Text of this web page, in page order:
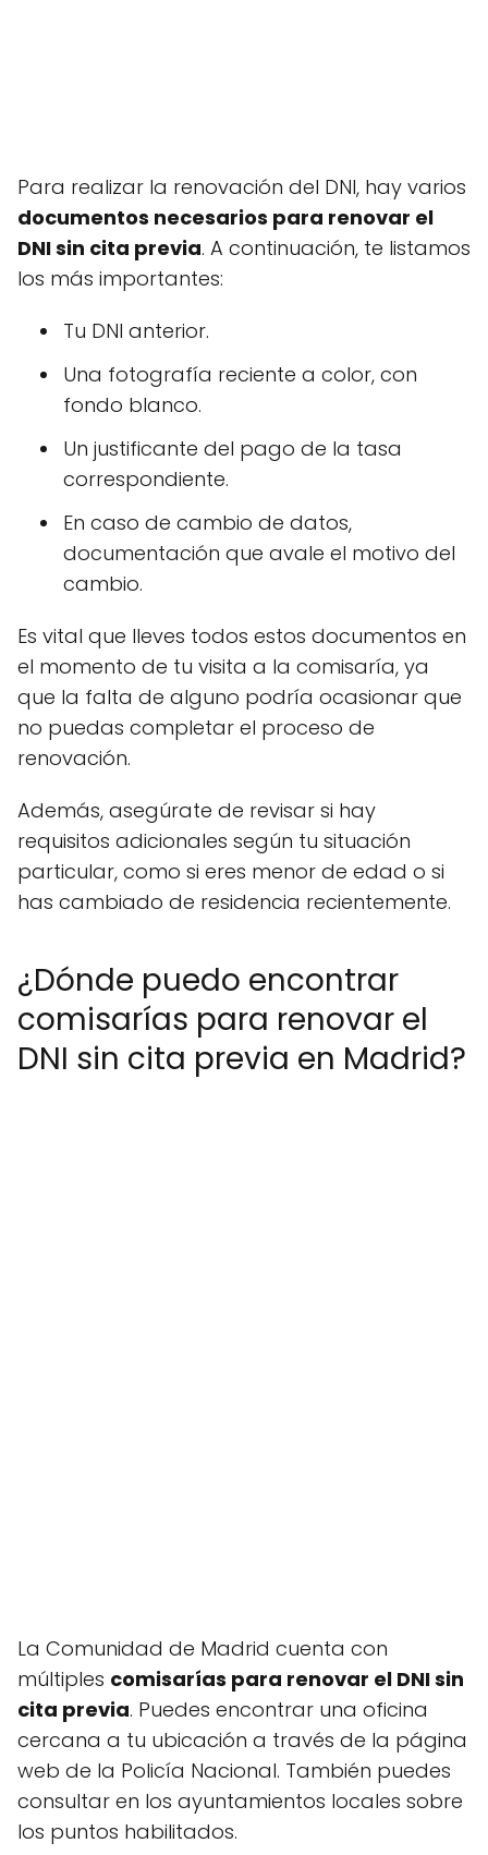
Para realizar la renovación del DNI, hay varios
documentos necesarios para renovar el
DNI sin cita previa. A continuación, te listamos
los más importantes:
Tu DNI anterior.
Una fotografía reciente a color, con
fondo blanco.
Un justificante del pago de la tasa
correspondiente.
En caso de cambio de datos,
documentación que avale el motivo del
cambio.
Es vital que lleves todos estos documentos en
el momento de tu visita a la comisaría, ya
que la falta de alguno podría ocasionar que
no puedas completar el proceso de
renovación.
Además, asegúrate de revisar si hay
requisitos adicionales según tu situación
particular, como si eres menor de edad o si
has cambiado de residencia recientemente.
¿Dónde puedo encontrar
comisarías para renovar el
DNI sin cita previa en Madrid?
La Comunidad de Madrid cuenta con
múltiples comisarías para renovar el DNI sin
cita previa. Puedes encontrar una oficina
cercana a tu ubicación a través de la página
web de la Policía Nacional. También puedes
consultar en los ayuntamientos locales sobre
los puntos habilitados.